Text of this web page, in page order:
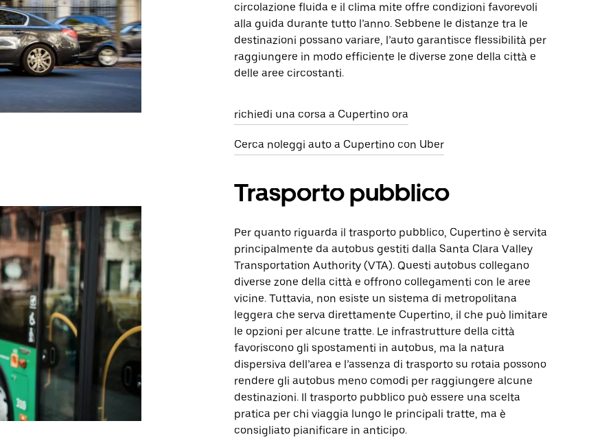
circolazione fluida e il clima mite offre condizioni favorevoli
alla guida durante tutto l’anno. Sebbene le distanze tra le
destinazioni possano variare, l’auto garantisce flessibilità per
raggiungere in modo efficiente le diverse zone della città e
delle aree circostanti.
richiedi una corsa a Cupertino ora
Cerca noleggi auto a Cupertino con Uber
Trasporto pubblico
Per quanto riguarda il trasporto pubblico, Cupertino è servita
principalmente da autobus gestiti dalla Santa Clara Valley
Transportation Authority (VTA). Questi autobus collegano
diverse zone della città e offrono collegamenti con le aree
vicine. Tuttavia, non esiste un sistema di metropolitana
leggera che serva direttamente Cupertino, il che può limitare
le opzioni per alcune tratte. Le infrastrutture della città
favoriscono gli spostamenti in autobus, ma la natura
dispersiva dell’area e l’assenza di trasporto su rotaia possono
rendere gli autobus meno comodi per raggiungere alcune
destinazioni. Il trasporto pubblico può essere una scelta
pratica per chi viaggia lungo le principali tratte, ma è
consigliato pianificare in anticipo.